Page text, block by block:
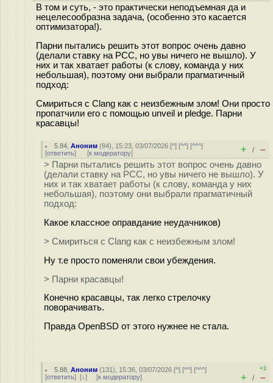
В том и суть, - это практически неподъемная да и
нецелесообразна задача, (особенно это касается
оптимизатора!).
Парни пытались решить этот вопрос очень давно
(делали ставку на PCC, но увы ничего не вышло). У
них и так хватает работы (к слову, команда у них
небольшая), поэтому они выбрали прагматичный
подход:
Смириться с Clang как с неизбежным злом! Они просто
пропатчили его с помощью unveil и pledge. Парни
красавцы!
5.84 ,Аноним (84), 15:23, 03/07/2026 [^] [^^] [^^^]
[ответить] [к модератору] + / –
> Парни пытались решить этот вопрос очень давно
(делали ставку на PCC, но увы ничего не вышло). У
них и так хватает работы (к слову, команда у них
небольшая), поэтому они выбрали прагматичный
подход:
Какое классное оправдание неудачников)
> Смириться с Clang как с неизбежным злом!
Ну т.е просто поменяли свои убеждения.
> Парни красавцы!
Конечно красавцы, так легко стрелочку
поворачивать.
Правда OpenBSD от этого нужнее не стала.
5.88 ,Аноним (131), 15:36, 03/07/2026 [^] [^^] [^^^]
[ответить] [↓] [к модератору]
+1
+ / –